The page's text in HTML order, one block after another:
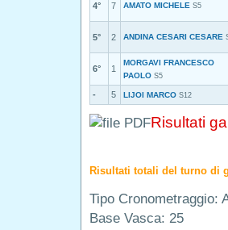
4° 7 AMATO MICHELE S5
5° 2 ANDINA CESARI CESARE
6° 1
MORGAVI FRANCESCO
PAOLO S5
- 5 LIJOI MARCO S12
Risultati
Risultati totali del turno di
Tipo Cronometraggio:
Base Vasca: 25